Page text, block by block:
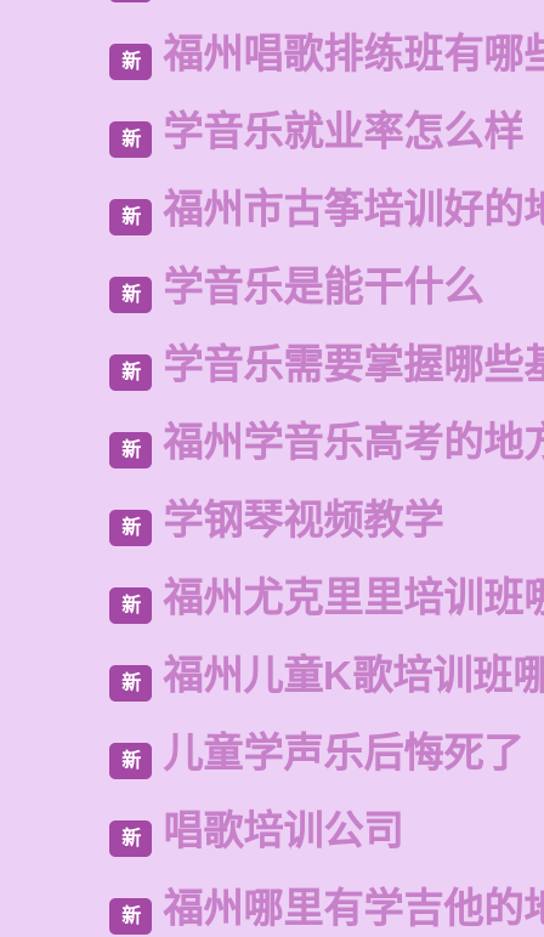
新 福州唱歌排练班有哪
新 学音乐就业率怎么样
新 福州市古筝培训好的
新 学音乐是能干什么
新 学音乐需要掌握哪些
新 福州学音乐高考的地
新 学钢琴视频教学
新 福州尤克里里培训班
新 福州儿童K歌培训班
新 儿童学声乐后悔死了
新 唱歌培训公司
新 福州哪里有学吉他的